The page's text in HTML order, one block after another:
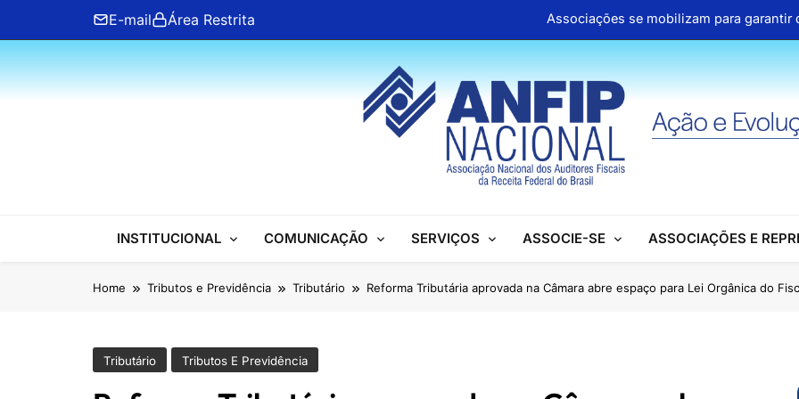
content
E-mail Área Restrita Associações se mobilizam para
ANFIP Nacional participa de
Cartilhas da Decipex estão
Associações se mobilizam para garantir
Cartilhas da Decipex estão
ANFIP Nacional
INSTITUCIONAL COMUNICAÇÃO SERVIÇOS ASSOCIE-SE ASSOCIAÇÕES E
Home Tributos e Previdência Tributário Reforma Tributária aprovada na Câmara abre espaço para Lei Orgânica do
Tributário Tributos E Previdência